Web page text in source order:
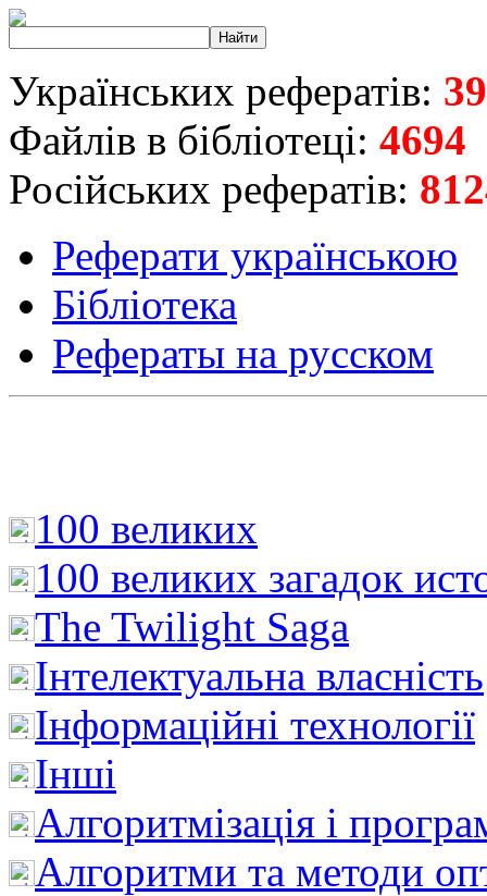
Українських рефератів:
Файлів в бібліотеці: 4694
Російських рефератів:
Реферати українською
Бібліотека
Рефераты на русском
100 великих
100 великих загадок
The Twilight Saga
Інтелектуальна влaсність
Інформаційні технології
Інші
Алгоритмізація і
Алгоритми та методи